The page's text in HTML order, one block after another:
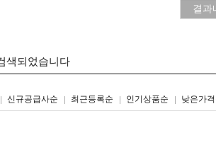
색되었습니다
신규공급사순 최근등록순 인기상품순 낮은가
리스트형갤러리형